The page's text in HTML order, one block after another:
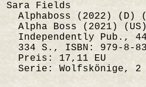
Sara Fields
Alphaboss (2022) (D)
Alpha Boss (2021) (US)
Independently Pub.,
334 S., ISBN: 979-8-
Preis: 17,11 EU
Serie: Wolfskönige, 2